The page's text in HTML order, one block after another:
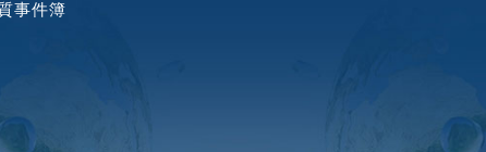
事件簿